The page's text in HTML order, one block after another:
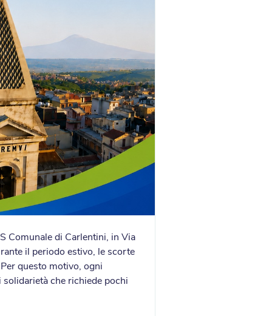
Comunale di Carlentini, in Via
il periodo estivo, le scorte
questo motivo, ogni
che richiede pochi